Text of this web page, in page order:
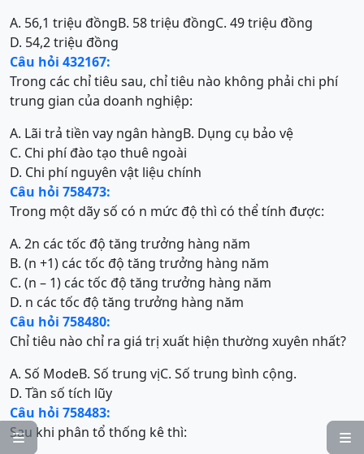


A. 56,1 triệu đồngB. 58 triệu đồngC. 49 triệu đồng
D. 54,2 triệu đồng
Câu hỏi 432167:
Trong các chỉ tiêu sau, chỉ tiêu nào không phải chi phí
trung gian của doanh nghiệp:
A. Lãi trả tiền vay ngân hàngB. Dụng cụ bảo vệ
C. Chi phí đào tạo thuê ngoài
D. Chi phí nguyên vật liệu chính
Câu hỏi 758473:
Trong một dãy số có n mức độ thì có thể tính được:
A. 2n các tốc độ tăng trưởng hàng năm
B. (n +1) các tốc độ tăng trưởng hàng năm
C. (n – 1) các tốc độ tăng trưởng hàng năm
D. n các tốc độ tăng trưởng hàng năm
Câu hỏi 758480:
Chỉ tiêu nào chỉ ra giá trị xuất hiện thường xuyên nhất?
A. Số ModeB. Số trung vịC. Số trung bình cộng.
D. Tần số tích lũy
Câu hỏi 758483:
Sau khi phân tổ thống kê thì: